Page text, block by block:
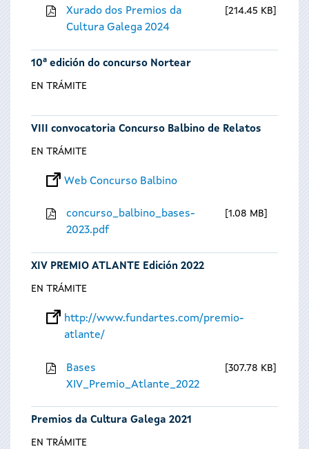
Xurado dos Premios da
Cultura Galega 2024
214.45 KB
10ª edición do concurso Nortear
EN TRÁMITE
VIII convocatoria Concurso Balbino de Relatos
EN TRÁMITE
Web Concurso Balbino
concurso_balbino_bases-
2023.pdf
1.08 MB
XIV PREMIO ATLANTE Edición 2022
EN TRÁMITE
http://www.fundartes.com/premio-
atlante/
Bases
XIV_Premio_Atlante_2022
307.78 KB
Premios da Cultura Galega 2021
EN TRÁMITE